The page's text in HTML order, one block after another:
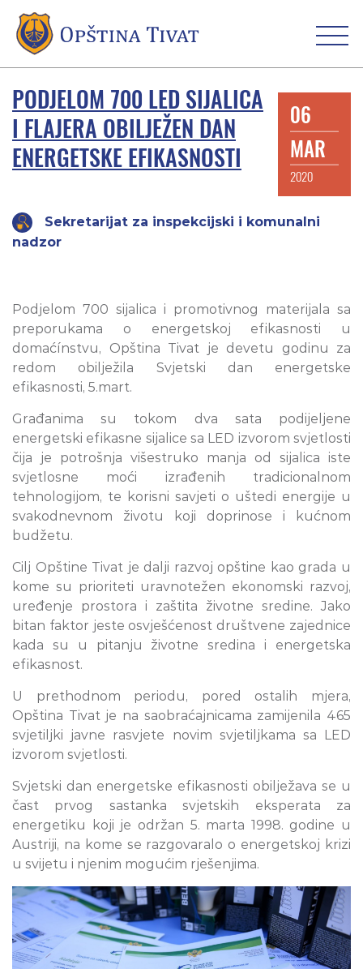
PODJELOM 700 LED SIJALICA
I FLAJERA OBILJEŽEN DAN
ENERGETSKE EFIKASNOSTI
06
MAR
2020
Sekretarijat za inspekcijski i komunalni
nadzor
Podjelom 700 sijalica i promotivnog materijala sa
preporukama o energetskoj efikasnosti u
domaćínstvu, Opština Tivat je devetu godinu za
redom obilježila Svjetski dan energetske
efikasnosti, 5.mart.
Građanima su tokom dva sata podijeljene
energetski efikasne sijalice sa LED izvorom svjetlosti
čija je potrošnja višestruko manja od sijalica iste
svjetlosne moći izrađenih tradicionalnom
tehnologijom, te korisni savjeti o uštedi energije u
svakodnevnom životu koji doprinose i kućnom
budžetu.
Cilj Opštine Tivat je dalji razvoj opštine kao grada u
kome su prioriteti uravnotežen ekonomski razvoj,
uređenje prostora i zaštita životne sredine. Jako
bitan faktor jeste osvješćenost društvene zajednice
kada su u pitanju životne sredina i energetska
efikasnost.
U prethodnom periodu, pored ostalih mjera,
Opština Tivat je na saobraćajnicama zamijenila 465
svjetiljki javne rasvjete novim svjetiljkama sa LED
izvorom svjetlosti.
Svjetski dan energetske efikasnosti obilježava se u
čast prvog sastanka svjetskih eksperata za
energetiku koji je održan 5. marta 1998. godine u
Austriji, na kome se razgovaralo o energetskoj krizi
u svijetu i njenim mogućim rješenjima.